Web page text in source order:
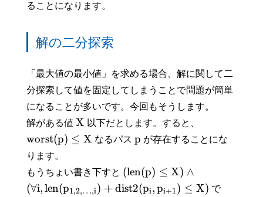
ることになります。
解の二分探索
「最大値の最小値」を求める場合、解に関して二
分探索して値を固定してしまうことで問題が簡単
になることが多いです。今回もそうします。
解がある値 X 以下だとします。すると、
worst(p) ≤ X なるパスp が存在することにな
ります。
もうちょい書き下すと (len(p) ≤ X) ∧
(∀i,len(p1,2,…,i) + dist2(pi,pi+1) ≤ X) で